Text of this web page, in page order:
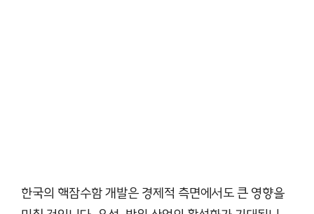
한국의 핵잠수함 개발은 경제적 측면에서도 큰 영향을